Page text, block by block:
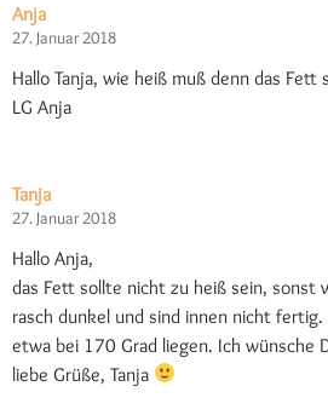
Anja
27. Januar 2018
Hallo Tanja, wie heiß muß denn das Fett
LG Anja
Tanja
27. Januar 2018
Hallo Anja,
das Fett sollte nicht zu heiß sein, sonst
rasch dunkel und sind innen nicht
etwa bei 170 Grad liegen. Ich wünsche
liebe Grüße, Tanja